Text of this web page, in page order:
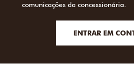
comunicações da concessionária.
ENTRAR EM